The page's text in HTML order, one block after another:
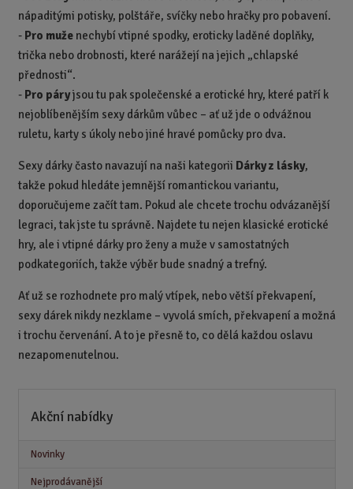
nápaditými potisky, polštáře, svíčky nebo hračky pro pobavení.
- Pro muženechybí vtipné spodky, eroticky laděné doplňky,
trička nebo drobnosti, které narážejí na jejich „chlapské
přednosti“.
- Pro páryjsou tu pak společenské a erotické hry, které patří k
nejoblíbenějším sexy dárkům vůbec – ať už jde o odvážnou
ruletu, karty s úkoly nebo jiné hravé pomůcky pro dva.
Sexy dárky často navazují na naši kategorii Dárky z lásky,
takže pokud hledáte jemnější romantickou variantu,
doporučujeme začít tam. Pokud ale chcete trochu odvázanější
legraci, tak jste tu správně. Najdete tu nejen klasické erotické
hry, ale i vtipné dárky pro ženy a muže v samostatných
podkategoriích, takže výběr bude snadný a trefný.
Ať už se rozhodnete pro malý vtípek, nebo větší překvapení,
sexy dárek nikdy nezklame – vyvolá smích, překvapení a možná
i trochu červenání. A to je přesně to, co dělá každou oslavu
nezapomenutelnou.
Akční nabídky
Novinky
Nejprodávanější